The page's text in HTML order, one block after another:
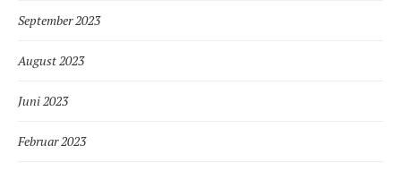
September 2023
August 2023
Juni 2023
Februar 2023